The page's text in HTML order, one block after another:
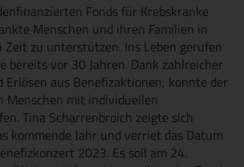
Fonds für Krebskranke
Menschen und ihren Familien in
Zeit zu unterstützen. Ins Leben gerufen
bereits vor 30 Jahren. Dank zahlreicher
Erlösen aus Benefizaktionen, konnte der
Menschen mit individuellen
Tina Scharrenbroich zeigte sich
kommende Jahr und verriet das Datum
2023. Es soll am 24.